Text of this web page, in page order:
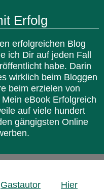
Erfolg
erfolgreichen Blog
ich Dir auf jeden Fall
habe. Darin
wirklich beim Bloggen
beim erzielen von
eBook Erfolgreich
auf viele hundert
gängigsten Online
Gastautor
Hier